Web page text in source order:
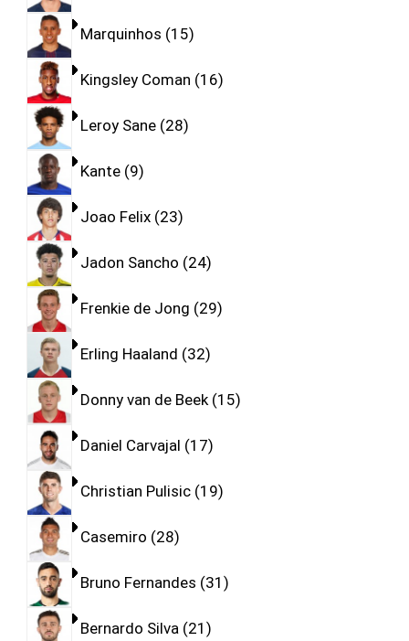
Marquinhos 15
Kingsley Coman 16
Leroy Sane 28
Kante 9
Joao Felix 23
Jadon Sancho 24
Frenkie de Jong 29
Erling Haaland 32
Donny van de Beek 15
Daniel Carvajal 17
Christian Pulisic 19
Casemiro 28
Bruno Fernandes 31
Bernardo Silva 21